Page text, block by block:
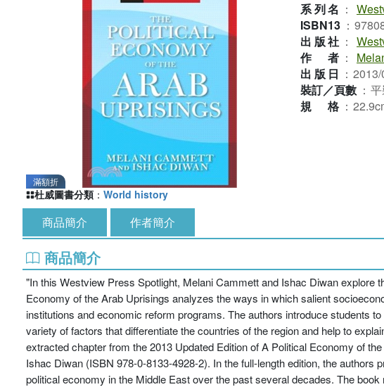
滿額折
系列名 ：
ISBN13 ：
出版社 ：
作者 ：
出版日 ：
裝訂／頁數 ：
規格 ：
杜威圖書分類 ： World history
商品簡介 作者簡介
商品簡介
"In this Westview Press Spotlight, Melani Cammett and Ishac Diwan explore
Economy of the Arab Uprisings analyzes the ways in which salient
institutions and economic reform programs. The authors introduce students
variety of factors that differentiate the countries of the region and help to
extracted chapter from the 2013 Updated Edition of A Political Economy of
Ishac Diwan (ISBN 978-0-8133-4928-2). In the full-length edition, the
political economy in the Middle East over the past several decades. The